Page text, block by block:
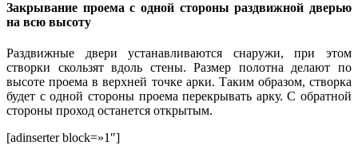
Закрывание проема с одной стороны раздвижной дверью
на всю высоту
Раздвижные двери устанавливаются снаружи, при этом
створки скользят вдоль стены. Размер полотна делают по
высоте проема в верхней точке арки. Таким образом, створка
будет с одной стороны проема перекрывать арку. С обратной
стороны проход останется открытым.
[adinserter block=»1″]